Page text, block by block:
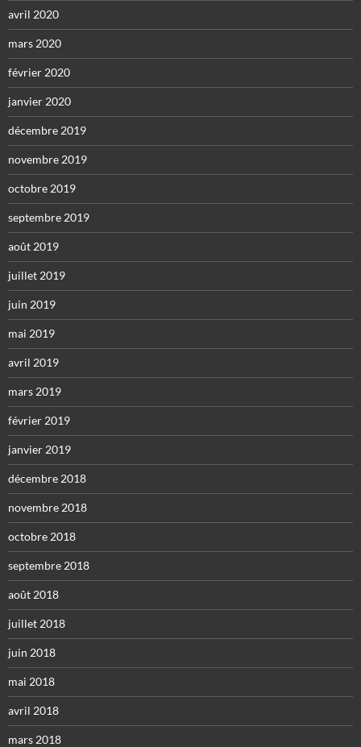
avril 2020
mars 2020
février 2020
janvier 2020
décembre 2019
novembre 2019
octobre 2019
septembre 2019
août 2019
juillet 2019
juin 2019
mai 2019
avril 2019
mars 2019
février 2019
janvier 2019
décembre 2018
novembre 2018
octobre 2018
septembre 2018
août 2018
juillet 2018
juin 2018
mai 2018
avril 2018
mars 2018